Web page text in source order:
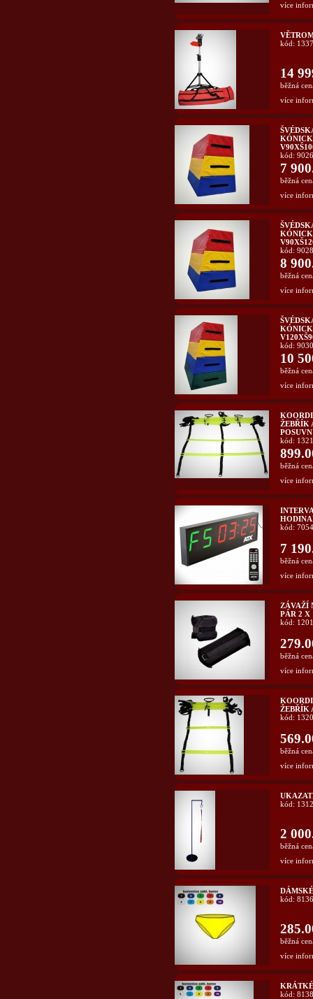
více
kód:
14
běžná
více
kód: 9026
7
běžná
více
kód: 9028
8
běžná
více
kód: 9030
10
běžná
více
ŽEBŘÍK
kód:
běžná
více
kód: 7054
7
běžná
více
ZÁVAŽÍ
PÁR 2 X
kód:
běžná
více
ŽEBŘÍK
kód:
běžná
více
kód:
2
běžná
více
kód: 8136
běžná
více
kód: 8138